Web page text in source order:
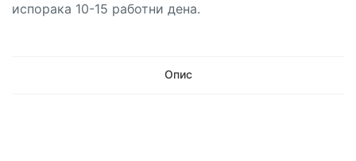
испорака 10-15 работни дена.
Опис